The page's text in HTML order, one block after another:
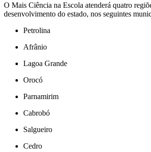
O Mais Ciência na Escola atenderá quatro
desenvolvimento do estado, nos seguintes
Petrolina
Afrânio
Lagoa Grande
Orocó
Parnamirim
Cabrobó
Salgueiro
Cedro